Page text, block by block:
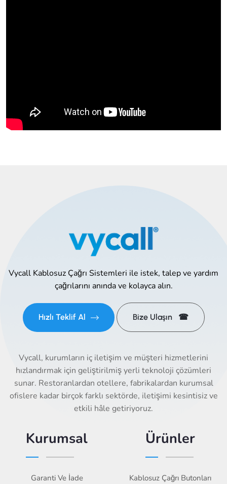
Vycall Kablosuz Çağrı Sistemleri ile istek, talep ve yardım
çağrılarını anında ve kolayca alın.
Hızlı Teklif Al Bize Ulaşın ☎
Vycall, kurumların iç iletişim ve müşteri hizmetlerini
hızlandırmak için geliştirilmiş yerli teknoloji çözümleri
sunar. Restoranlardan otellere, fabrikalardan kurumsal
ofislere kadar birçok farklı sektörde, iletişimi kesintisiz ve
etkili hâle getiriyoruz.
Kurumsal
Garanti Ve İade
Ürünler
Kablosuz Çağrı Butonları